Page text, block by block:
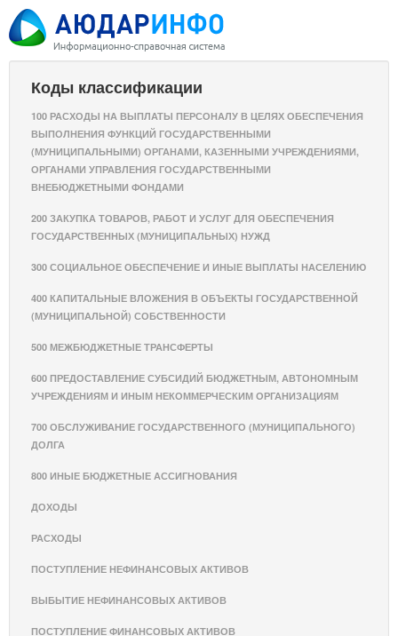
Коды классификации
100 РАСХОДЫ НА ВЫПЛАТЫ ПЕРСОНАЛУ В ЦЕЛЯХ ОБЕСПЕЧЕНИЯ
ВЫПОЛНЕНИЯ ФУНКЦИЙ ГОСУДАРСТВЕННЫМИ
(МУНИЦИПАЛЬНЫМИ) ОРГАНАМИ, КАЗЕННЫМИ УЧРЕЖДЕНИЯМИ,
ОРГАНАМИ УПРАВЛЕНИЯ ГОСУДАРСТВЕННЫМИ
ВНЕБЮДЖЕТНЫМИ ФОНДАМИ
200 ЗАКУПКА ТОВАРОВ, РАБОТ И УСЛУГ ДЛЯ ОБЕСПЕЧЕНИЯ
ГОСУДАРСТВЕННЫХ (МУНИЦИПАЛЬНЫХ) НУЖД
300 СОЦИАЛЬНОЕ ОБЕСПЕЧЕНИЕ И ИНЫЕ ВЫПЛАТЫ НАСЕЛЕНИЮ
400 КАПИТАЛЬНЫЕ ВЛОЖЕНИЯ В ОБЪЕКТЫ ГОСУДАРСТВЕННОЙ
(МУНИЦИПАЛЬНОЙ) СОБСТВЕННОСТИ
500 МЕЖБЮДЖЕТНЫЕ ТРАНСФЕРТЫ
600 ПРЕДОСТАВЛЕНИЕ СУБСИДИЙ БЮДЖЕТНЫМ, АВТОНОМНЫМ
УЧРЕЖДЕНИЯМ И ИНЫМ НЕКОММЕРЧЕСКИМ ОРГАНИЗАЦИЯМ
700 ОБСЛУЖИВАНИЕ ГОСУДАРСТВЕННОГО (МУНИЦИПАЛЬНОГО)
ДОЛГА
800 ИНЫЕ БЮДЖЕТНЫЕ АССИГНОВАНИЯ
ДОХОДЫ
РАСХОДЫ
ПОСТУПЛЕНИЕ НЕФИНАНСОВЫХ АКТИВОВ
ВЫБЫТИЕ НЕФИНАНСОВЫХ АКТИВОВ
ПОСТУПЛЕНИЕ ФИНАНСОВЫХ АКТИВОВ